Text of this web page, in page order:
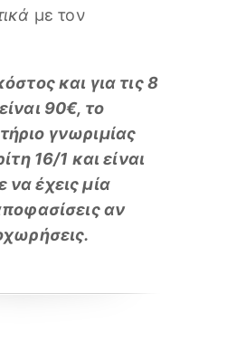
με τον
και για τις 8
90€, το
γνωριμίας
16/1 και είναι
έχεις μία
αν